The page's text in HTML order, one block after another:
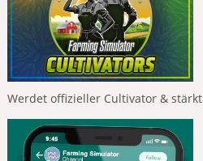
Werdet offizieller Cultivator &